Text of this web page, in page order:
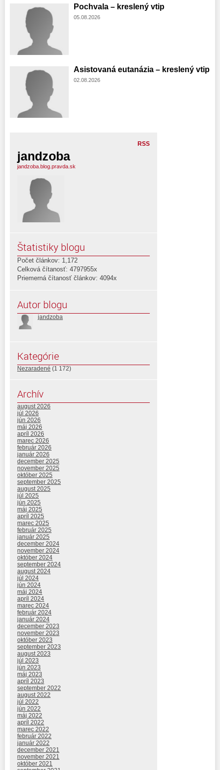
Pochvala – kreslený vtip
05.08.2026
Asistovaná eutanázia – kreslený vtip
02.08.2026
RSS
jandzoba
jandzoba.blog.pravda.sk
Štatistiky blogu
Počet článkov: 1,172
Celková čítanosť: 4797955x
Priemerná čítanosť článkov: 4094x
Autor blogu
jandzoba
Kategórie
Nezaradené (1 172)
Archív
august 2026
júl 2026
jún 2026
máj 2026
apríl 2026
marec 2026
február 2026
január 2026
december 2025
november 2025
október 2025
september 2025
august 2025
júl 2025
jún 2025
máj 2025
apríl 2025
marec 2025
február 2025
január 2025
december 2024
november 2024
október 2024
september 2024
august 2024
júl 2024
jún 2024
máj 2024
apríl 2024
marec 2024
február 2024
január 2024
december 2023
november 2023
október 2023
september 2023
august 2023
júl 2023
jún 2023
máj 2023
apríl 2023
september 2022
august 2022
júl 2022
jún 2022
máj 2022
apríl 2022
marec 2022
február 2022
január 2022
december 2021
november 2021
október 2021